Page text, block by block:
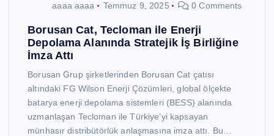
aaaa aaaa Temmuz 9, 2025 0 Comments
Borusan Cat, Tecloman ile Enerji
Depolama Alanında Stratejik İş Birliğine
İmza Attı
Borusan Grup şirketlerinden Borusan Cat çatısı
altındaki FG Wilson Enerji Çözümleri, global ölçekte
batarya enerji depolama sistemleri (BESS) alanında
uzmanlaşan Tecloman ile Türkiye’yi kapsayan
münhasır distribütörlük anlaşmasına imza attı. Bu…